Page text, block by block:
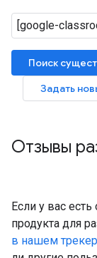
Поиск
Задать
Отзывы
Если у вас
продукта для
в нашем